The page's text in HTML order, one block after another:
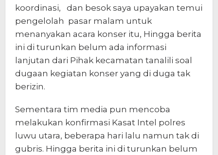
koordinasi, dan besok saya upayakan temui
pengelolah pasar malam untuk
menanyakan acara konser itu, Hingga berita
ini di turunkan belum ada informasi
lanjutan dari Pihak kecamatan tanalili soal
dugaan kegiatan konser yang di duga tak
berizin.
Sementara tim media pun mencoba
melakukan konfirmasi Kasat Intel polres
luwu utara, beberapa hari lalu namun tak di
gubris. Hingga berita ini di turunkan belum